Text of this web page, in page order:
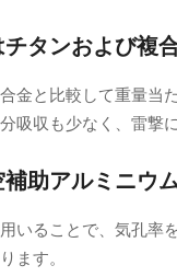
タンおよび複
金と比較して重量
吸収も少なく、雷撃
助アルミニウ
いることで、気孔
ます。